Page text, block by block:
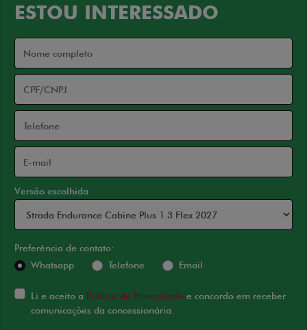
ESTOU INTERESSADO
Versão escolhida
Preferência de contato:
Whatsapp
Telefone Email
Li e aceito a Política de Privacidade e concordo em receber
comunicações da concessionária.